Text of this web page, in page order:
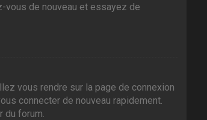
vous de nouveau et essayez de
vous rendre sur la page de connexion
connecter de nouveau rapidement.
du forum.